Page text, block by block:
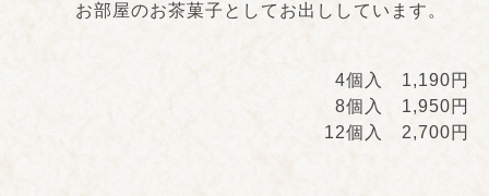
お部屋のお茶菓子としてお出ししています。
4個入 1,190円
8個入 1,950円
12個入 2,700円